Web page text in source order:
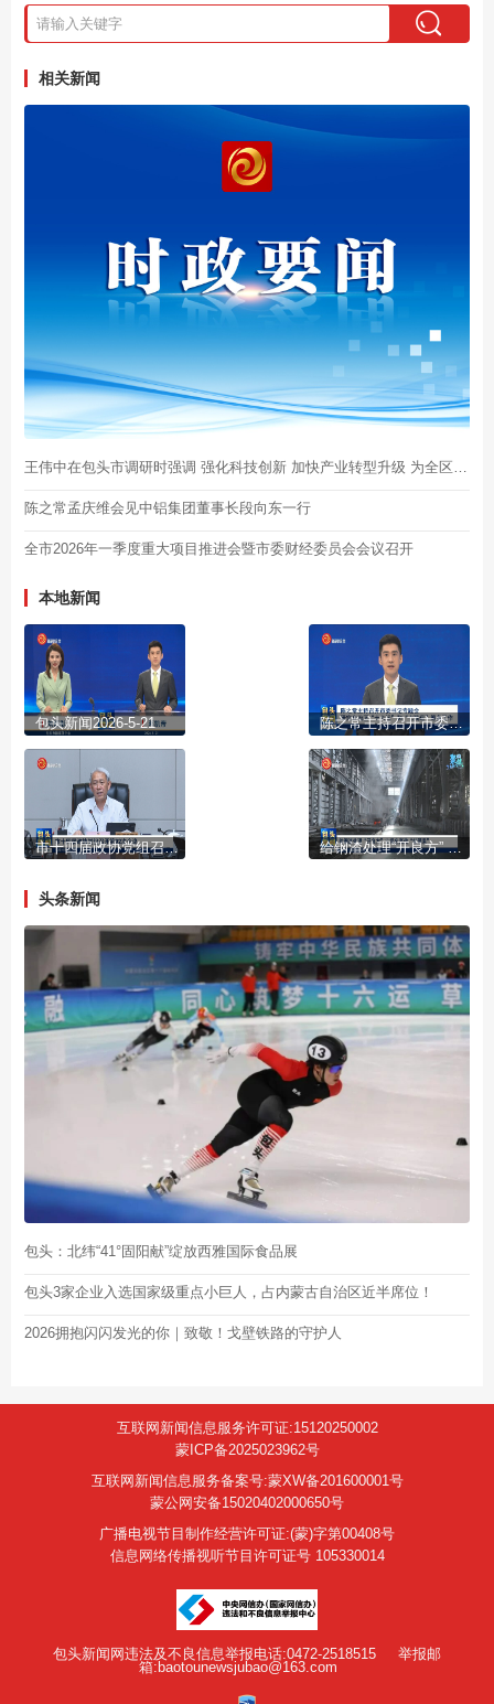
相关新闻
陈之常孟庆维会见中铝集团董事长段向东一行
全市2026年一季度重大项目推进会暨市委财经委员会会议召开
本地新闻
包头新闻2026-5-21 陈之常主持召开市委书记专题会 研究自治区“十六运”和“七残运”筹备工作
市十四届政协党组召开第92次会议 给钢渣处理“开良方” 让绿色高效“结硕果”
头条新闻
包头：北纬“41°固阳献”绽放西雅国际食品展
包头3家企业入选国家级重点小巨人，占内蒙古自治区近半席位！
2026拥抱闪闪发光的你｜致敬！戈壁铁路的守护人
互联网新闻信息服务许可证:15120250002
蒙ICP备2025023962号
互联网新闻信息服务备案号:蒙XW备201600001号
蒙公网安备15020402000650号
广播电视节目制作经营许可证:(蒙)字第00408号
信息网络传播视听节目许可证号 105330014
包头新闻网违法及不良信息举报电话:0472-2518515
举报邮
箱:baotounewsjubao@163.com